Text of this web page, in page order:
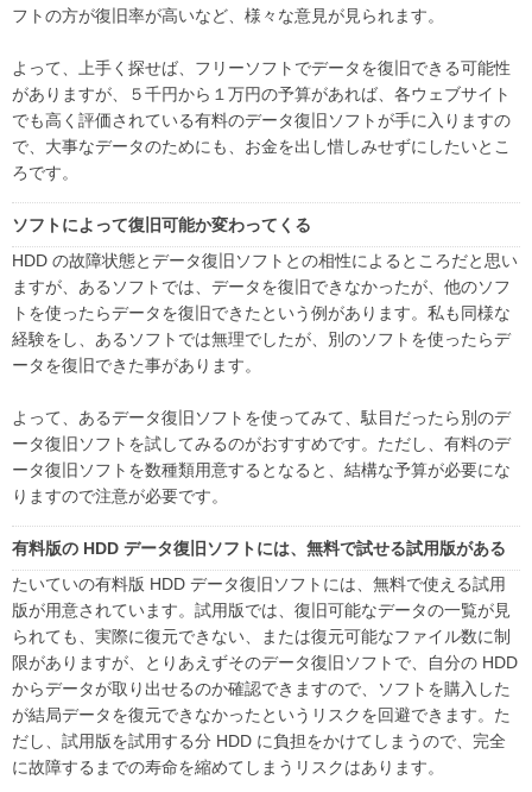
フトの方が復旧率が高いなど、様々な意見が見られます。
よって、上手く探せば、フリーソフトでデータを復旧できる可能性
がありますが、５千円から１万円の予算があれば、各ウェブサイト
でも高く評価されている有料のデータ復旧ソフトが手に入りますの
で、大事なデータのためにも、お金を出し惜しみせずにしたいとこ
ろです。
ソフトによって復旧可能か変わってくる
HDD の故障状態とデータ復旧ソフトとの相性によるところだと思い
ますが、あるソフトでは、データを復旧できなかったが、他のソフ
トを使ったらデータを復旧できたという例があります。私も同様な
経験をし、あるソフトでは無理でしたが、別のソフトを使ったらデ
ータを復旧できた事があります。
よって、あるデータ復旧ソフトを使ってみて、駄目だったら別のデ
ータ復旧ソフトを試してみるのがおすすめです。ただし、有料のデ
ータ復旧ソフトを数種類用意するとなると、結構な予算が必要にな
りますので注意が必要です。
有料版の HDD データ復旧ソフトには、無料で試せる試用版がある
たいていの有料版 HDD データ復旧ソフトには、無料で使える試用
版が用意されています。試用版では、復旧可能なデータの一覧が見
られても、実際に復元できない、または復元可能なファイル数に制
限がありますが、とりあえずそのデータ復旧ソフトで、自分の HDD
からデータが取り出せるのか確認できますので、ソフトを購入した
が結局データを復元できなかったというリスクを回避できます。た
だし、試用版を試用する分 HDD に負担をかけてしまうので、完全
に故障するまでの寿命を縮めてしまうリスクはあります。